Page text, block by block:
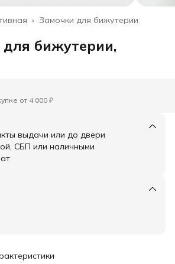
Замочки для бижутерии
›
бижутерии,
от 4 000 ₽
выдачи или до двери
СБП или наличными